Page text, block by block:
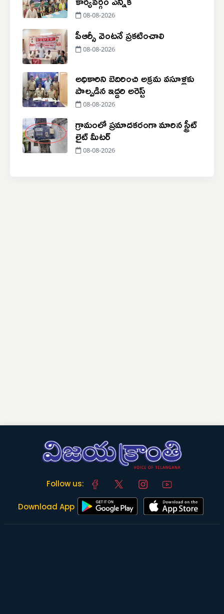
08-08-2026
పీఆర్సీ వెంటనే ప్రకటించాలి
08-08-2026
అధికారిని బెదిరించి అక్రమ వసూళ్లకు
పాల్పడిన ఇద్దరి అరెస్ట్
08-08-2026
గ్రామంలో ప్రమాదకరంగా మారిన స్ట్రీట్
లైట్ మీటర్
08-08-2026
Follow us:
Download App